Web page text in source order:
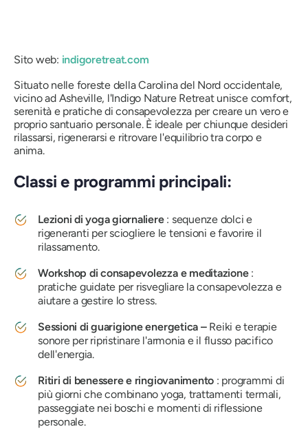
Sito web: indigoretreat.com
Situato nelle foreste della Carolina del Nord occidentale,
vicino ad Asheville, l'Indigo Nature Retreat unisce comfort,
serenità e pratiche di consapevolezza per creare un vero e
proprio santuario personale. È ideale per chiunque desideri
rilassarsi, rigenerarsi e ritrovare l'equilibrio tra corpo e
anima.
Classi e programmi principali:
Lezioni di yoga giornaliere: sequenze dolci e
rigeneranti per sciogliere le tensioni e favorire il
rilassamento.
Workshop di consapevolezza e meditazione:
pratiche guidate per risvegliare la consapevolezza e
aiutare a gestire lo stress.
Sessioni di guarigione energetica –Reiki e terapie
sonore per ripristinare l'armonia e il flusso pacifico
dell'energia.
Ritiri di benessere e ringiovanimento : programmi di
più giorni che combinano yoga, trattamenti termali,
passeggiate nei boschi e momenti di riflessione
personale.